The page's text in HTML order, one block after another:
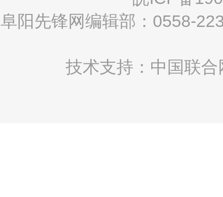
阜阳先锋网编辑部：0558-
技术支持：中国联